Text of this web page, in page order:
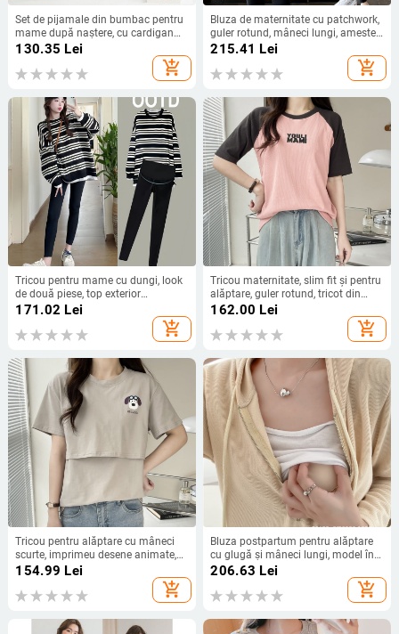
Set de pijamale din bumbac pentru
mame după naștere, cu cardigan
deschis și mâneci scurte, pentru
130.35 Lei
add_shopping_cart
Bluza de maternitate cu patchwork,
guler rotund, mâneci lungi, amestec
bumbac-poliester, primăvara 2023
215.41 Lei
add_shopping_cart
Tricou pentru mame cu dungi, look
de două piese, top exterior
oversized toamnă-iarnă 2025
171.02 Lei
add_shopping_cart
Tricou maternitate, slim fit și pentru
alăptare, guler rotund, tricot din
bumbac, lungime ultra scurtă (≤40
162.00 Lei
add_shopping_cart
Tricou pentru alăptare cu mâneci
scurte, imprimeu desene animate,
lungime ultra scurtă (≤40 cm),
154.99 Lei
add_shopping_cart
Bluza postpartum pentru alăptare
cu glugă și mâneci lungi, model în
carouri, amestec bumbac-kapok,
206.63 Lei
add_shopping_cart